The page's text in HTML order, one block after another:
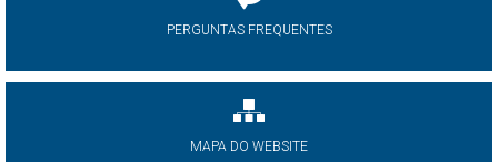
PERGUNTAS FREQUENTES
MAPA DO WEBSITE